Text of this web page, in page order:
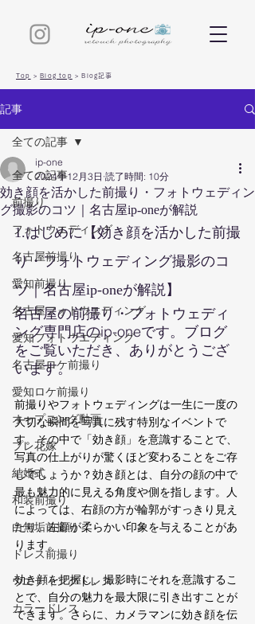
Top > Blog top > Blog記事
記事
全ての記事
前撮り
フォトウエディング
名古屋前撮り
愛知前撮り
名古屋フォトウエディング
愛知フォトウエディング
名古屋ロケ前撮り
愛知ロケ前撮り
オープニング動画
プレ花嫁
結婚式
和装前撮り
白無垢前撮り
ドレス前撮り
ウエディングドレス
カラードレス
全ての記事
効き顔を活かした前撮り・フォトウェディン
グ撮影のコツ｜名古屋ip-oneが解説
ip-one
2024年12月3日 読了時間: 10分
1.はじめに【効き顔を活かした前撮
り・フォトウェディング撮影のコ
ツ｜名古屋ip-oneが解説】
名古屋の前撮り・フォトウェディ
ング専門店のip-oneです。ブログ
をご覧いただき、ありがとうござ
います。
前撮りやフォトウェディングは一生に一度の
大切な瞬間を写真に残す特別なイベントで
す。その中で「効き顔」を意識することで、
写真の仕上がりが驚くほど変わることをご存
じでしょうか？効き顔とは、自分の顔の中で
最も魅力的に見える角度や側を指します。人
によっては、右顔の方が輪郭がすっきり見え
たり、左顔が柔らかい印象を与えることがあ
ります。
効き顔を把握し、撮影時にそれを意識するこ
とで、自分の魅力を最大限に引き出すことが
できます。さらに、カメラマンに効き顔を伝